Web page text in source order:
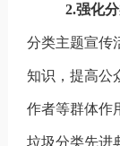
2.强化分
分类主题宣传
知识，提高公
作者等群体作
垃圾分类先进